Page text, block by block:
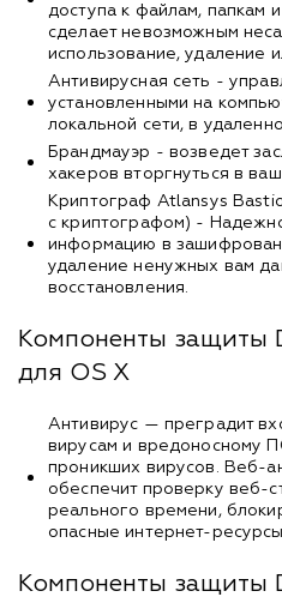
доступа к файлам, папкам
сделает невозможным
использование, удаление
Антивирусная сеть -
установленными на
локальной сети, в
Брандмауэр - возведет
хакеров вторгнуться в
Криптограф Atlansys
с криптографом) -
информацию в
удаление ненужных вам
восстановления.
Компоненты защиты
для OS X
Антивирус — преградит
вирусам и вредоносному
проникших вирусов. Веб-
обеспечит проверку веб-
реального времени,
опасные интернет-
Компоненты защиты